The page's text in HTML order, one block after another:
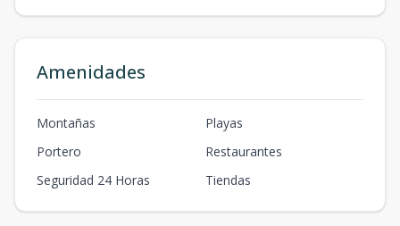
Amenidades
Montañas
Playas
Portero
Restaurantes
Seguridad 24 Horas
Tiendas